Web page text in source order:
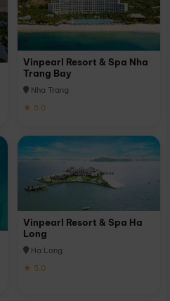
Vinpearl Resort & Spa Nha
Trang Bay
Nha Trang
★ 5.0
Vinpearl Resort & Spa Ha
Long
Hạ Long
★ 5.0